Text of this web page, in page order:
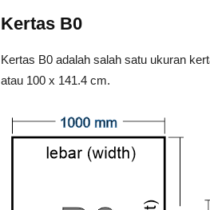
Kertas B0
Kertas B0 adalah salah satu ukuran
atau 100 x 141.4 cm.